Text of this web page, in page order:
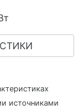
источниками